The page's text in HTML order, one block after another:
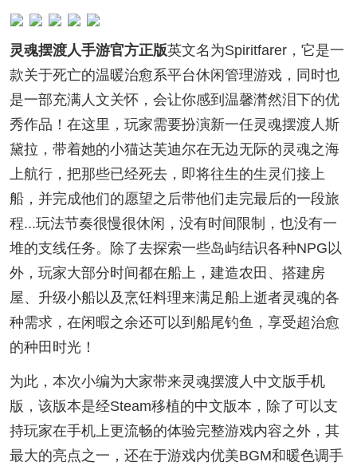
灵魂摆渡人手游官方正版英文名为Spiritfarer，它是一
款关于死亡的温暖治愈系平台休闲管理游戏，同时也
是一部充满人文关怀，会让你感到温馨潸然泪下的优
秀作品！在这里，玩家需要扮演新一任灵魂摆渡人斯
黛拉，带着她的小猫达芙迪尔在无边无际的灵魂之海
上航行，把那些已经死去，即将往生的生灵们接上
船，并完成他们的愿望之后带他们走完最后的一段旅
程...玩法节奏很慢很休闲，没有时间限制，也没有一
堆的支线任务。除了去探索一些岛屿结识各种NPG以
外，玩家大部分时间都在船上，建造农田、搭建房
屋、升级小船以及烹饪料理来满足船上逝者灵魂的各
种需求，在闲暇之余还可以到船尾钓鱼，享受超治愈
的种田时光！
为此，本次小编为大家带来灵魂摆渡人中文版手机
版，该版本是经Steam移植的中文版本，除了可以支
持玩家在手机上更流畅的体验完整游戏内容之外，其
最大的亮点之一，还在于游戏内优美BGM和暖色调手